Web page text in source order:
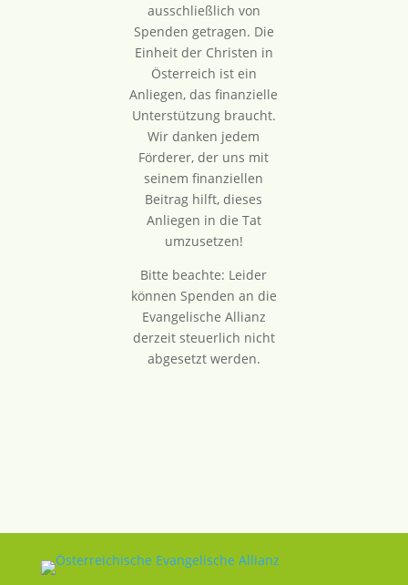
ausschließlich von
Spenden getragen. Die
Einheit der Christen in
Österreich ist ein
Anliegen, das finanzielle
Unterstützung braucht.
Wir danken jedem
Förderer, der uns mit
seinem finanziellen
Beitrag hilft, dieses
Anliegen in die Tat
umzusetzen!
Bitte beachte: Leider
können Spenden an die
Evangelische Allianz
derzeit steuerlich nicht
abgesetzt werden.